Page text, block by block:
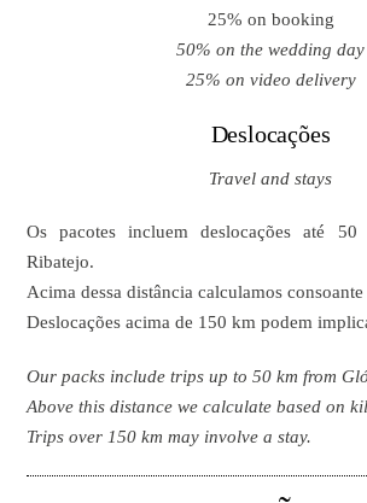
25% on booking
50% on the wedding day
25% on video delivery
Deslocações
Travel and stays
Os pacotes incluem deslocações até
Ribatejo.
Acima dessa distância calculamos
Deslocações acima de 150 km podem
Our packs include trips up to 50 km from
Above this distance we calculate based on
Trips over 150 km may involve a stay.